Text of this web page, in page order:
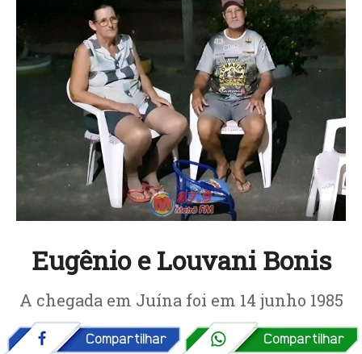
Eugênio e Louvani Bonis
A chegada em Juína foi em 14 junho 1985